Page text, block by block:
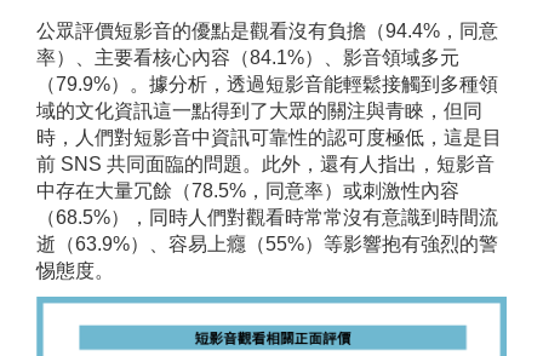
公眾評價短影音的優點是觀看沒有負擔（94.4%，同意
率）、主要看核心內容（84.1%）、影音領域多元
（79.9%）。據分析，透過短影音能輕鬆接觸到多種領
域的文化資訊這一點得到了大眾的關注與青睞，但同
時，人們對短影音中資訊可靠性的認可度極低，這是目
前 SNS 共同面臨的問題。此外，還有人指出，短影音
中存在大量冗餘（78.5%，同意率）或刺激性內容
（68.5%），同時人們對觀看時常常沒有意識到時間流
逝（63.9%）、容易上癮（55%）等影響抱有強烈的警
惕態度。